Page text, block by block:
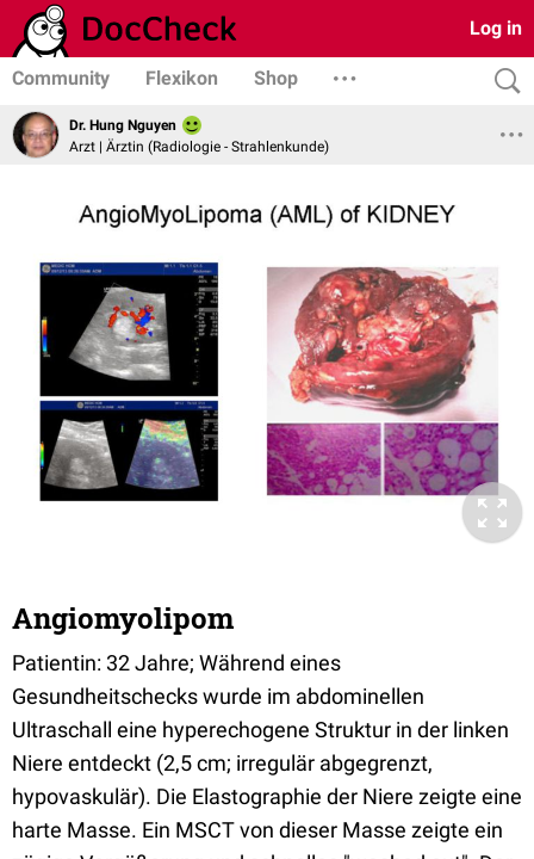
Log in
Community Flexikon Shop
Dr. Hung Nguyen
Arzt | Ärztin (Radiologie - Strahlenkunde)
Angiomyolipom
Patientin: 32 Jahre; Während eines
Gesundheitschecks wurde im abdominellen
Ultraschall eine hyperechogene Struktur in der linken
Niere entdeckt (2,5 cm; irregulär abgegrenzt,
hypovaskulär). Die Elastographie der Niere zeigte eine
harte Masse. Ein MSCT von dieser Masse zeigte ein